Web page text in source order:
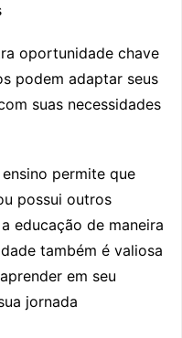
oportunidade chave
podem adaptar seus
suas necessidades
permite que
possui outros
educação de maneira
também é valiosa
em seu
jornada